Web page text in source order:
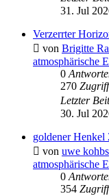
31. Jul
Verzerrter
von Brigitte
atmosphärische
0
270
Letzter
30. Jul
goldener Henkel
von uwe kohbs
atmosphärische
0
354